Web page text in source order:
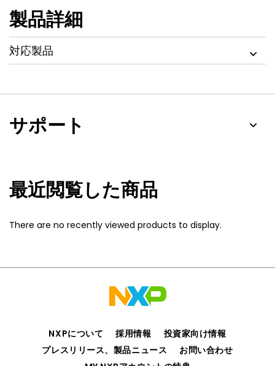
製品詳細
対応製品
サポート
最近閲覧した商品
There are no recently viewed products to display.
NXPについて 採用情報
投資家向け情報
プレスリリース、製品ニュース
お問い合わせ